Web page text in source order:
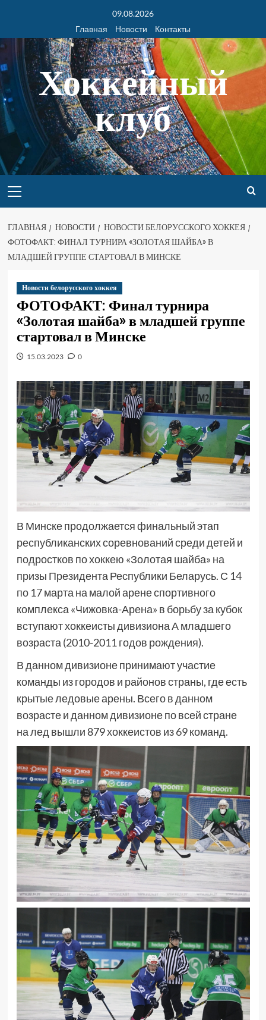
09.08.2026
Главная
Новости Контакты
Хоккейный
клуб
ГЛАВНАЯ НОВОСТИ
НОВОСТИ БЕЛОРУССКОГО ХОККЕЯ
ФОТОФАКТ: ФИНАЛ ТУРНИРА «ЗОЛОТАЯ ШАЙБА» В
МЛАДШЕЙ ГРУППЕ СТАРТОВАЛ В МИНСКЕ
Новости белорусского хоккея
ФОТОФАКТ: Финал турнира
«Золотая шайба» в младшей группе
стартовал в Минске
15.03.2023 0
В Минске продолжается финальный этап
республиканских соревнований среди детей и
подростков по хоккею «Золотая шайба» на
призы Президента Республики Беларусь. С 14
по 17 марта на малой арене спортивного
комплекса «Чижовка-Арена» в борьбу за кубок
вступают хоккеисты дивизиона А младшего
возраста (2010-2011 годов рождения).
В данном дивизионе принимают участие
команды из городов и районов страны, где есть
крытые ледовые арены. Всего в данном
возрасте и данном дивизионе по всей стране
на лед вышли 879 хоккеистов из 69 команд.